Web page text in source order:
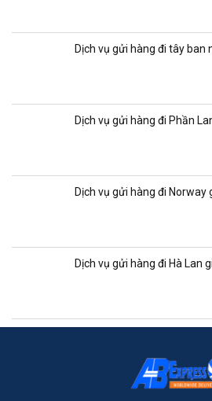
Dịch vụ gửi hàng đi tây ban
Dịch vụ gửi hàng đi Phần
Dịch vụ gửi hàng đi Norway
Dịch vụ gửi hàng đi Hà Lan